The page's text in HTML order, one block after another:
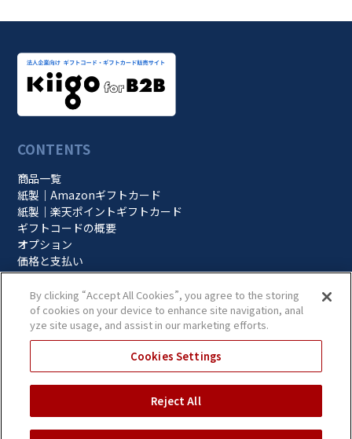
CONTENTS
商品一覧
紙製｜Amazonギフトカード
紙製｜楽天ポイントギフトカード
ギフトコードの概要
オプション
価格と支払い
サービス利用の流れ
お役立ち情報
お役立ち資料
導入事例
プライバシーポリシー
当ウェブサイトのご利用にあたって
CONTACT
見積依頼
By clicking “Accept All Cookies”, you agree to the storing
of cookies on your device to enhance site navigation, anal
yze site usage, and assist in our marketing efforts.
Cookies Settings
Reject All